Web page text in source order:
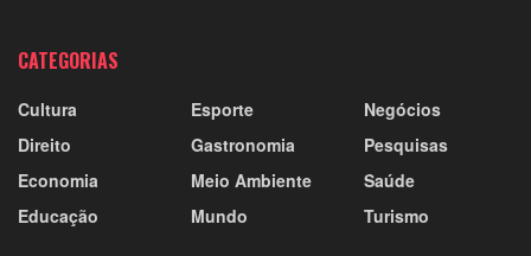
CATEGORIAS
Cultura
Direito
Economia
Educação
Esporte
Gastronomia
Meio Ambiente
Mundo
Negócios
Pesquisas
Saúde
Turismo